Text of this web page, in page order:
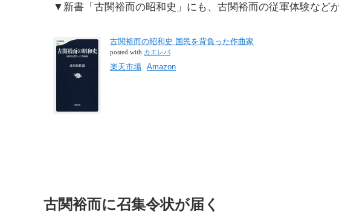
▼新書「古関裕而の昭和史」にも、古関裕而の従軍体験など
古関裕而の昭和史 国民を背負った作曲家
posted with カエレバ
楽天市場 Amazon
古関裕而に召集令状が届く